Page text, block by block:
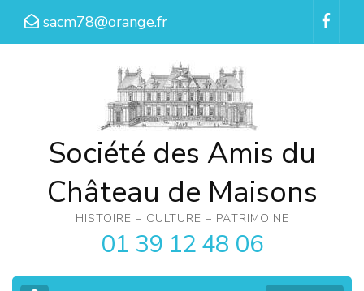
Aller
sacm78@orange.fr
Société des Amis du
Château de Maisons
HISTOIRE – CULTURE – PATRIMOINE
01 39 12 48 06